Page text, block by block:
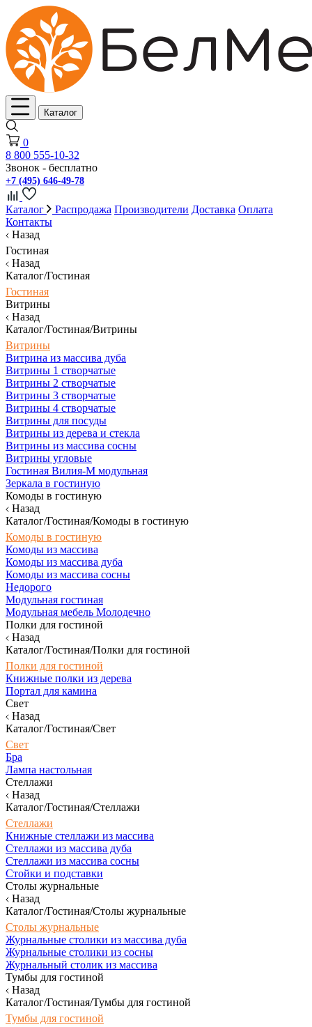
Каталог
0
8 800 555-10-32
Звонок - бесплатно
+7 (495) 646-49-78
Каталог Распродажа Производители Доставка Оплата
Контакты
Назад
Гостиная
Назад
Каталог/Гостиная
Гостиная
Витрины
Назад
Каталог/Гостиная/Витрины
Витрины
Витрина из массива дуба
Витрины 1 створчатые
Витрины 2 створчатые
Витрины 3 створчатые
Витрины 4 створчатые
Витрины для посуды
Витрины из дерева и стекла
Витрины из массива сосны
Витрины угловые
Гостиная Вилия-М модульная
Зеркала в гостиную
Комоды в гостиную
Назад
Каталог/Гостиная/Комоды в гостиную
Комоды в гостиную
Комоды из массива
Комоды из массива дуба
Комоды из массива сосны
Недорого
Модульная гостиная
Модульная мебель Молодечно
Полки для гостиной
Назад
Каталог/Гостиная/Полки для гостиной
Полки для гостиной
Книжные полки из дерева
Портал для камина
Свет
Назад
Каталог/Гостиная/Свет
Свет
Бра
Лампа настольная
Стеллажи
Назад
Каталог/Гостиная/Стеллажи
Стеллажи
Книжные стеллажи из массива
Стеллажи из массива дуба
Стеллажи из массива сосны
Стойки и подставки
Столы журнальные
Назад
Каталог/Гостиная/Столы журнальные
Столы журнальные
Журнальные столики из массива дуба
Журнальные столики из сосны
Журнальный столик из массива
Тумбы для гостиной
Назад
Каталог/Гостиная/Тумбы для гостиной
Тумбы для гостиной